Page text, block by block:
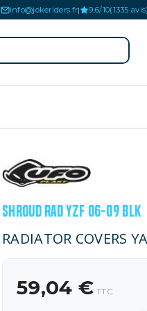
info@jokeriders.fr| 9.6/10(1335 avis)
SHROUD RAD YZF 06-09 BLK
RADIATOR COVERS
59,04 € TTC